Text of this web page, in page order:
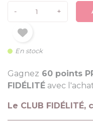
- +
En stock
Gagnez 60 points
FIDÉLITÉ avec
Le CLUB